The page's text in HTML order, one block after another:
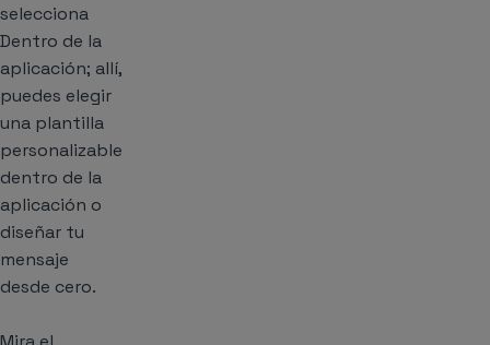
selecciona
Dentro de la
aplicación; allí,
puedes elegir
una plantilla
personalizable
dentro de la
aplicación o
diseñar tu
mensaje
desde cero.